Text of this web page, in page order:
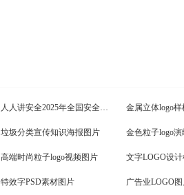
人人讲安全2025年全国安全生产月展板图片 金属立体logo
垃圾分类宣传知识海报图片 金色粒子logo
高端时尚粒子logo视频图片 文字LOGO设
特效字PSD素材图片 广告业LOGO